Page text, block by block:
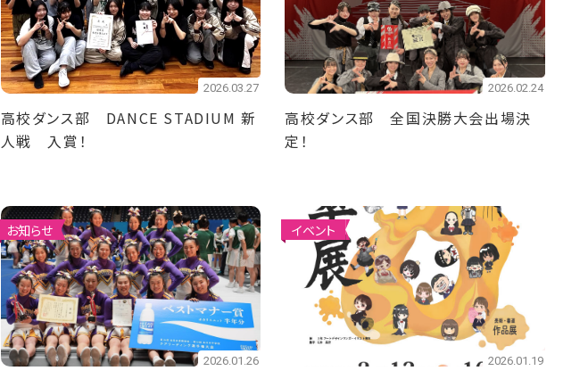
2026.03.27
高校ダンス部 DANCE STADIUM 新
人戦 入賞！
2026.02.24
高校ダンス部 全国決勝大会出場決
定！
お知らせ
2026.01.26
イベント
2026.01.19